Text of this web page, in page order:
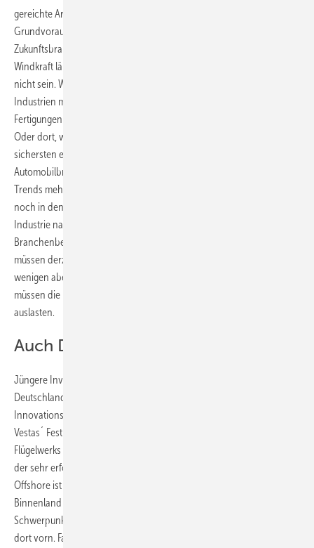
gereichte Argumentationsstöckchen zu springen hieße, eine
Grundvoraussetzung einer künftig wettbewerbsfähigen
Zukunftsbranche zu übersehen. Denn natürlich ist die moderne
Windkraft längst kein nationales Geschäft mehr und darf es auch
nicht sein. Wie in etablierten längst hochwettbewerbsfähigen
Industrien müssen die Unternehmen bekanntlich dort ihre
Fertigungen errichten, wo das Geschäft am meisten Potenzial hat.
Oder dort, wo die Fertigung logistisch sich am preisgünstigsten und
sichersten einbinden lässt. Das ist zum Beispiel auch in der
Automobilbranche oder im Maschinenbau so. Da zählen langfristige
Trends mehr als kurzfristige Motivationsschübe durch ein vielleicht
noch in den nächsten Monaten mit Bonbons für die Offshore-
Industrie nachgebesserte EEG-Novelle. Und Investoren sowie
Branchenberater verlangen ja auch genau dies: die Unternehmen
müssen derzeit Überkapazitäten abbauen und sich auf Fertigungen in
wenigen aber dafür den richtigen Kernmärkten konzentrieren. So
müssen die Unternehmen künftig ihre Fabriken kosteneffizient
auslasten.
Auch Deutschland profitiert
Jüngere Investitionen in deutsche Standorte zeigen, dass es auch
Deutschland nutzt: Enercons Bau eines neuen Flügelwerks sowie eines
Innovationszentrums für Forschung amp; Entwicklung in Aurich oder
Vestas´ Festlegung von vor zwei Jahren auf den Ausbau des
Flügelwerks im sächsischen Lauchhammer für den Bau der Rotorflügel
der sehr erfolgreichen Binnenlandanlage V112. Denn anders als bei
Offshore ist Deutschland beim Ausbau im windschwachen
Binnenland weltweit führend. Offshore hat Großbritannien den
Schwerpunkt schon lange auf die Meereswindkraft gelegt und liegt
dort vorn. Fazit: